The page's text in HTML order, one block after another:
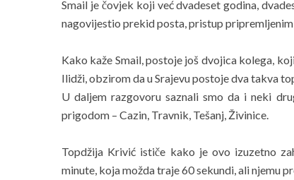
Smail je čovjek koji već dvadeset godina,
nagovijestio prekid posta, pristup pripremljenim
Kako kaže Smail, postoje još dvojica kolega,
Ilidži, obzirom da u Srajevu postoje dva takva
U daljem razgovoru saznali smo da i neki
prigodom – Cazin, Travnik, Tešanj, Živinice.
Topdžija Krivić ističe kako je ovo izuzetno
minute, koja možda traje 60 sekundi, ali njemu